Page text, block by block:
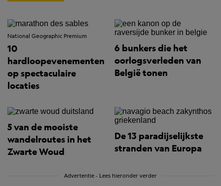
National Geographic Premium
10
hardloopevenementen
op spectaculaire
locaties
6 bunkers die het
oorlogsverleden van
België tonen
5 van de mooiste
wandelroutes in het
Zwarte Woud
De 13 paradijselijkste
stranden van Europa
Advertentie - Lees hieronder verder